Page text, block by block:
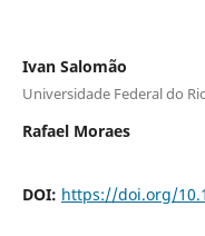
Ivan Salomão
Universidade Federal do
Rafael Moraes
DOI: https://doi.org/